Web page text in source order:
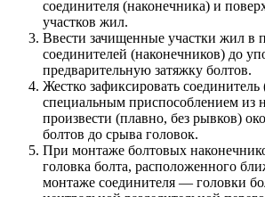
соединителя (наконечника) и
участков жил.
Ввести зачищенные участки жил в
соединителей (наконечников) до
предварительную затяжку болтов.
Жестко зафиксировать
специальным приспособлением из
произвести (плавно, без рывков)
болтов до срыва головок.
При монтаже болтовых
головка болта, расположенного
монтаже соединителя — головки